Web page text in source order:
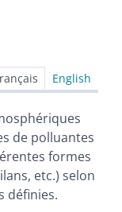
English
de polluantes
formes
etc.) selon
définies.